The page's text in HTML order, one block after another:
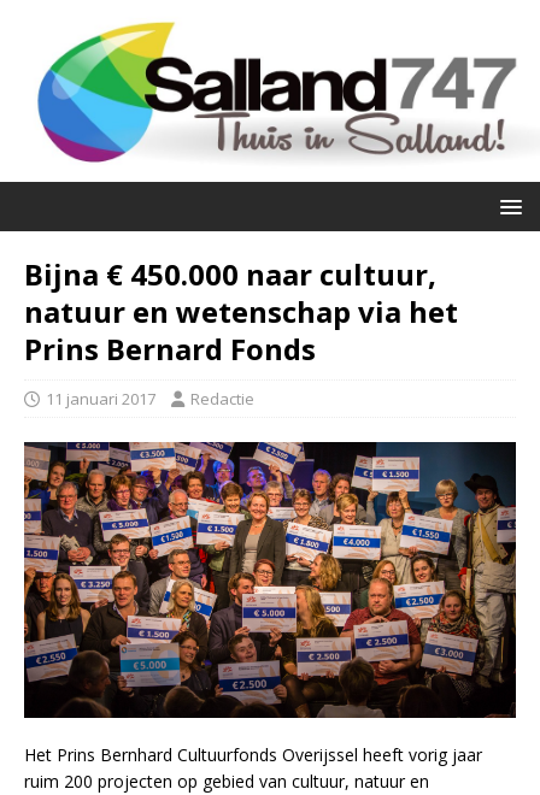
Bijna € 450.000 naar cultuur,
natuur en wetenschap via het
Prins Bernard Fonds
11 januari 2017 Redactie
Het Prins Bernhard Cultuurfonds Overijssel heeft vorig jaar
ruim 200 projecten op gebied van cultuur, natuur en